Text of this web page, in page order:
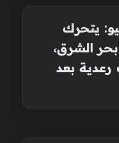
لليوم، 5 يونيو: يتحرك
الشرق،
بعد